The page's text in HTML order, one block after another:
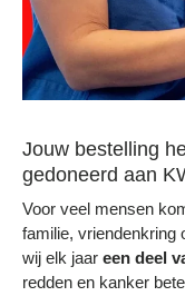
Jouw bestelling
gedoneerd aan
Voor veel mensen
familie, vriendenkring
wij elk jaar een deel
redden en kanker